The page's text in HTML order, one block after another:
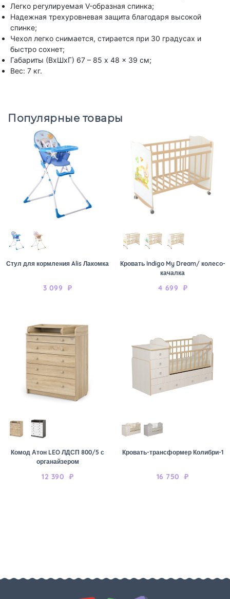
Легко регулируемая V-образная спинка;
Надежная трехуровневая защита благодаря высокой
спинке;
Чехол легко снимается, стирается при 30 градусах и
быстро сохнет;
Габариты (ВxШxГ) 67 – 85 x 48 x 39 см;
Вес: 7 кг.
Популярные товары
Стул для кормления Alis Лакомка
3 099 ₽
Кровать Indigo My Dream/ колесо-
качалка
4 699 ₽
Комод Атон LEO ЛДСП 800/5 с
органайзером
12 390 ₽
Кровать-трансформер Колибри-1
16 750 ₽